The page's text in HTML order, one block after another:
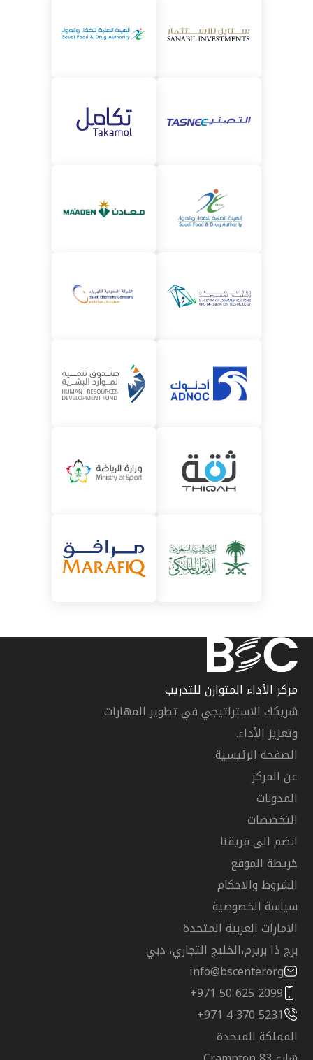
مركز الأداء المتوازن للتدريب
شريكك الاستراتيجي في تطوير المهارات
وتعزيز الأداء.
الصفحة الرئيسية
عن المركز
المدونات
التخصصات
انضم الى فريقنا
خريطة الموقع
الشروط والاحكام
سياسة الخصوصية
الامارات العربية المتحدة
برج ذا بريزم،الخليج التجاري، دبي
info@bscenter.org
+971 50 625 2099
+971 4 370 5231
المملكة المتحدة